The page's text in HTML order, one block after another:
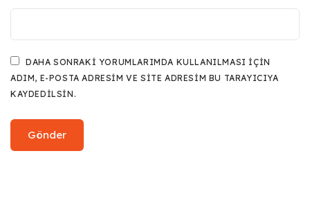
DAHA SONRAKI YORUMLARIMDA KULLANILMASI IÇIN
ADIM, E-POSTA ADRESIM VE SITE ADRESIM BU TARAYICIYA
KAYDEDILSIN.